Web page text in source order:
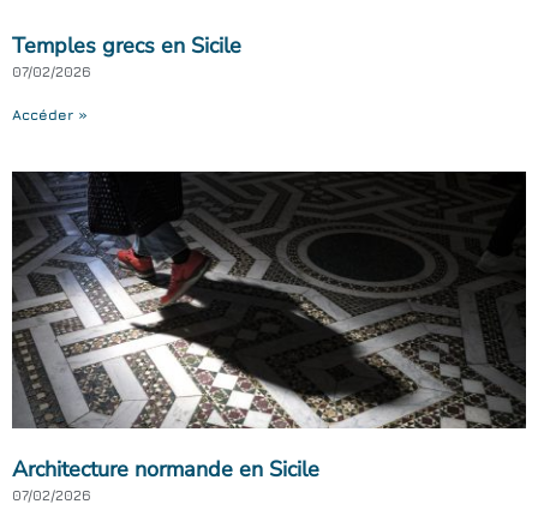
Temples grecs en Sicile
07/02/2026
Accéder »
Architecture normande en Sicile
07/02/2026